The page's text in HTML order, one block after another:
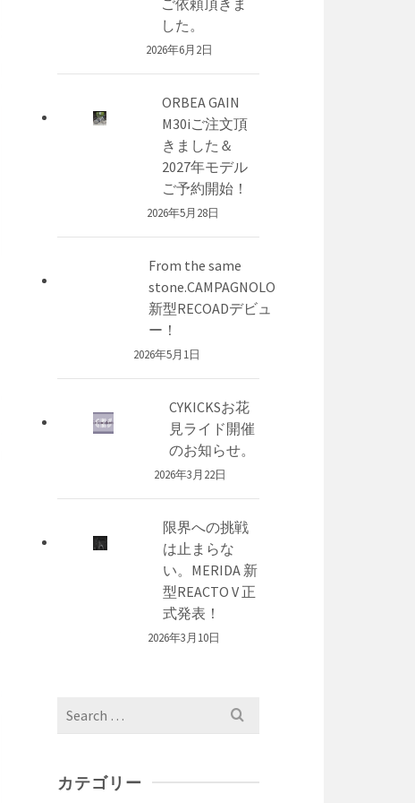
ご依頼頂きま
した。
2026年6月2日
ORBEA GAIN
M30iご注文頂
きました＆
2027年モデル
ご予約開始！
2026年5月28日
From the same
stone.CAMPAGNOLO
新型RECOADデビュ
ー！
2026年5月1日
CYKICKSお花
見ライド開催
のお知らせ。
2026年3月22日
限界への挑戦
は止まらな
い。MERIDA 新
型REACTO V 正
式発表！
2026年3月10日
Search
カテゴリー